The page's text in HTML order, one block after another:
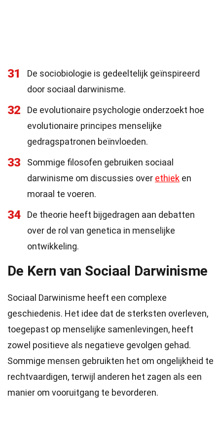
31
De sociobiologie is gedeeltelijk geïnspireerd
door sociaal darwinisme.
32
De evolutionaire psychologie onderzoekt hoe
evolutionaire principes menselijke
gedragspatronen beïnvloeden.
33
Sommige filosofen gebruiken sociaal
darwinisme om discussies over ethiek en
moraal te voeren.
34
De theorie heeft bijgedragen aan debatten
over de rol van genetica in menselijke
ontwikkeling.
De Kern van Sociaal Darwinisme
Sociaal Darwinisme heeft een complexe
geschiedenis. Het idee dat de sterksten overleven,
toegepast op menselijke samenlevingen, heeft
zowel positieve als negatieve gevolgen gehad.
Sommige mensen gebruikten het om ongelijkheid te
rechtvaardigen, terwijl anderen het zagen als een
manier om vooruitgang te bevorderen.